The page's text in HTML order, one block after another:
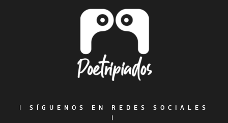
|
SÍGUENOS EN REDES SOCIALES
|